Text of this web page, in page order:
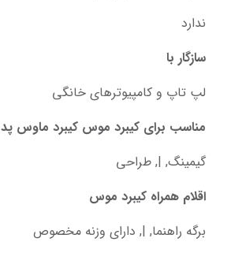
ندارد
سازگار با
لپ تاپ و کامپیوترهای خانگی
مناسب برای کیبرد موس کیبرد ماوس پد
گیمینگ, |, طراحی
اقلام همراه کیبرد موس
برگه راهنما, |, دارای وزنه مخصوص